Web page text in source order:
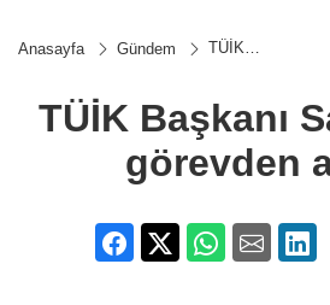
Anasayfa Gündem
TÜİK
Dinçer
görevden
TÜİK Başkanı
görevden